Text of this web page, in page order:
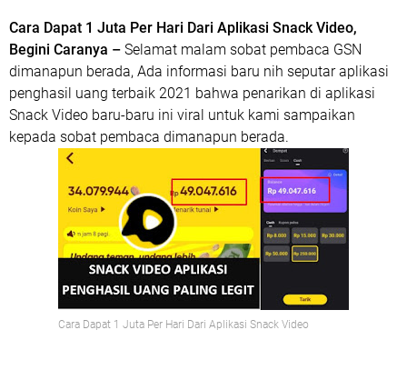
Cara Dapat 1 Juta Per Hari Dari Aplikasi Snack Video,
Begini Caranya – Selamat malam sobat pembaca GSN
dimanapun berada, Ada informasi baru nih seputar aplikasi
penghasil uang terbaik 2021 bahwa penarikan di aplikasi
Snack Video baru-baru ini viral untuk kami sampaikan
kepada sobat pembaca dimanapun berada.
Cara Dapat 1 Juta Per Hari Dari Aplikasi Snack Video